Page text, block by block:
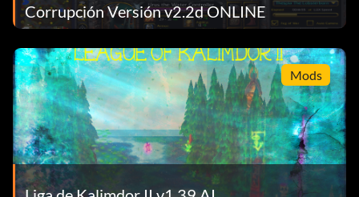
Corrupción Versión v2.2d ONLINE
Mods